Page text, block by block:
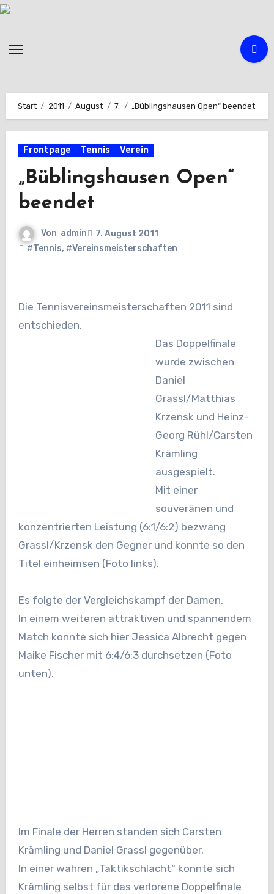
Zum
Start 2011 August 7. „Büblingshausen Open“ beendet
Frontpage Tennis Verein
„Büblingshausen Open“
beendet
Von admin
7. August 2011
#Tennis, #Vereinsmeisterschaften
Die Tennisvereinsmeisterschaften 2011 sind
entschieden.
Das Doppelfinale
wurde zwischen
Daniel
Grassl/Matthias
Krzensk und Heinz-
Georg Rühl/Carsten
Krämling
ausgespielt.
Mit einer
souveränen und
konzentrierten Leistung (6:1/6:2) bezwang
Grassl/Krzensk den Gegner und konnte so den
Titel einheimsen (Foto links).
Es folgte der Vergleichskampf der Damen.
In einem weiteren attraktiven und spannendem
Match konnte sich hier Jessica Albrecht gegen
Maike Fischer mit 6:4/6:3 durchsetzen (Foto
unten).
Im Finale der Herren standen sich Carsten
Krämling und Daniel Grassl gegenüber.
In einer wahren „Taktikschlacht“ konnte sich
Krämling selbst für das verlorene Doppelfinale